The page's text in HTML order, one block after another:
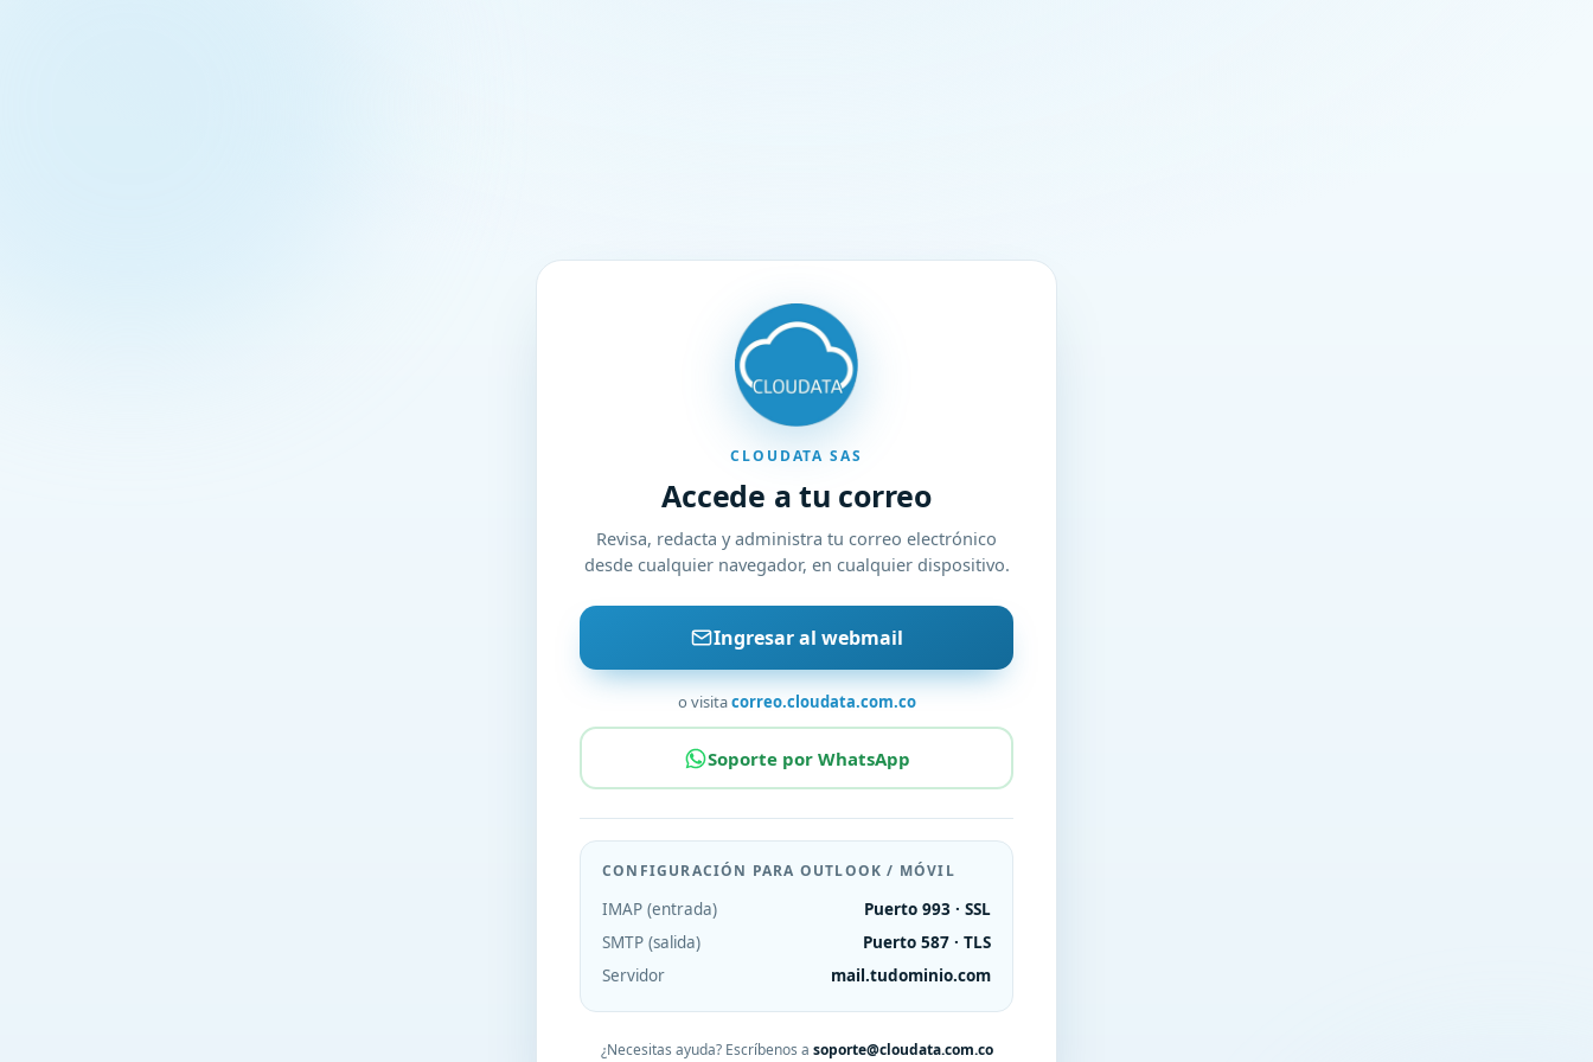
CLOUDATA SAS
Accede a tu correo
Revisa, redacta y administra tu correo electrónico
desde cualquier navegador, en cualquier dispositivo.
Ingresar al webmail
o visitacorreo.cloudata.com.co
Soporte por WhatsApp
CONFIGURACIÓN PARA OUTLOOK / MÓVIL
IMAP (entrada)
Puerto 993 · SSL
SMTP (salida)
Puerto 587 · TLS
Servidor
mail.tudominio.com
¿Necesitas ayuda? Escríbenos a soporte@cloudata.com.co